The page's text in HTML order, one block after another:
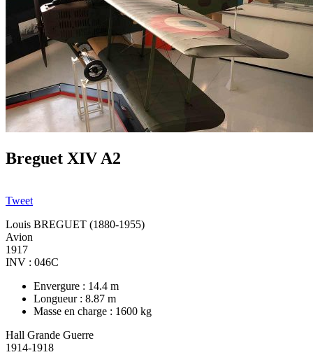
Breguet XIV A2
Tweet
Louis BREGUET (1880-1955)
Avion
1917
INV : 046C
Envergure : 14.4 m
Longueur : 8.87 m
Masse en charge : 1600 kg
Hall Grande Guerre
1914-1918